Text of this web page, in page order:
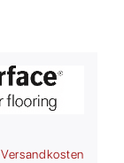
Versandkosten